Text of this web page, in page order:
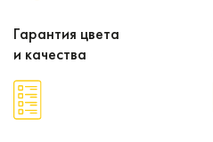
Гарантия цвета
и качества